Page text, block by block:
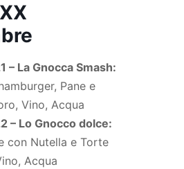
– La Gnocca Smash:
Pane e
Vino, Acqua
– Lo Gnocco dolce:
con Nutella e Torte
Acqua